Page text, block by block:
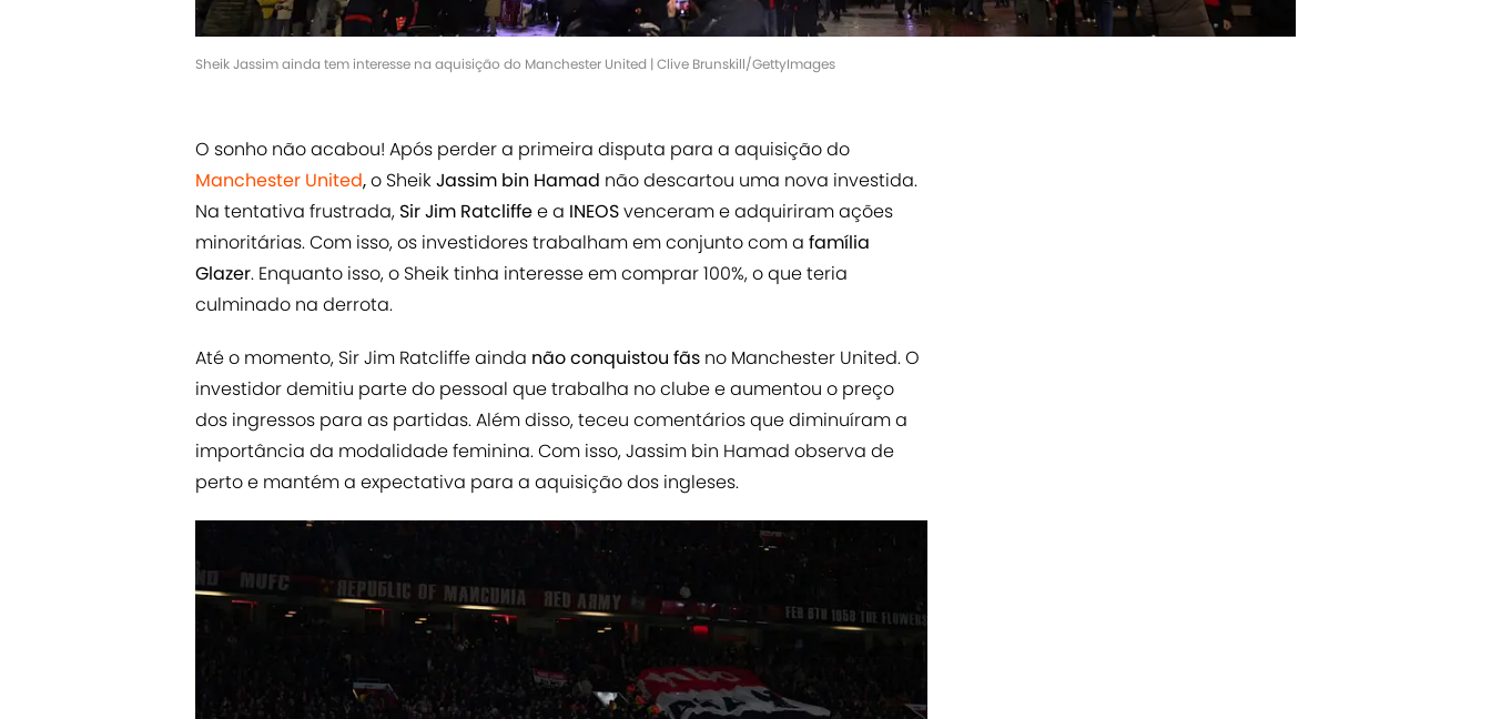
Sheik Jassim ainda tem interesse na aquisição do Manchester United | Clive Brunskill/GettyImages
O sonho não acabou! Após perder a primeira disputa para a aquisição do
Manchester United,o SheikJassim bin Hamad não descartou uma nova investida.
Na tentativa frustrada, Sir Jim Ratcliffee a INEOSvenceram e adquiriram ações
minoritárias. Com isso, os investidores trabalham em conjunto com a família
Glazer. Enquanto isso, o Sheik tinha interesse em comprar 100%, o que teria
culminado na derrota.
Até o momento, Sir Jim Ratcliffe ainda não conquistou fãs no Manchester United. O
investidor demitiu parte do pessoal que trabalha no clube e aumentou o preço
dos ingressos para as partidas. Além disso, teceu comentários que diminuíram a
importância da modalidade feminina. Com isso, Jassim bin Hamad observa de
perto e mantém a expectativa para a aquisição dos ingleses.